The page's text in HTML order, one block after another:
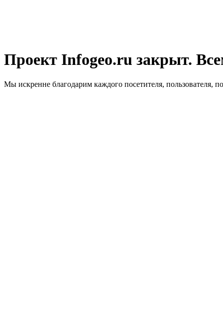
Проект Infogeo.ru закрыт.
Мы искренне благодарим каждого посетителя, пользователя,